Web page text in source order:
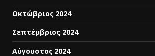
Οκτώβριος 2024
Σεπτέμβριος 2024
Αύγουστος 2024